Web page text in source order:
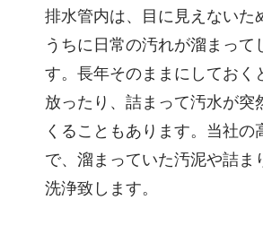
排水管内は、目に見えないた
うちに日常の汚れが溜まって
す。長年そのままにしておく
放ったり、詰まって汚水が突
くることもあります。当社の
で、溜まっていた汚泥や詰ま
洗浄致します。